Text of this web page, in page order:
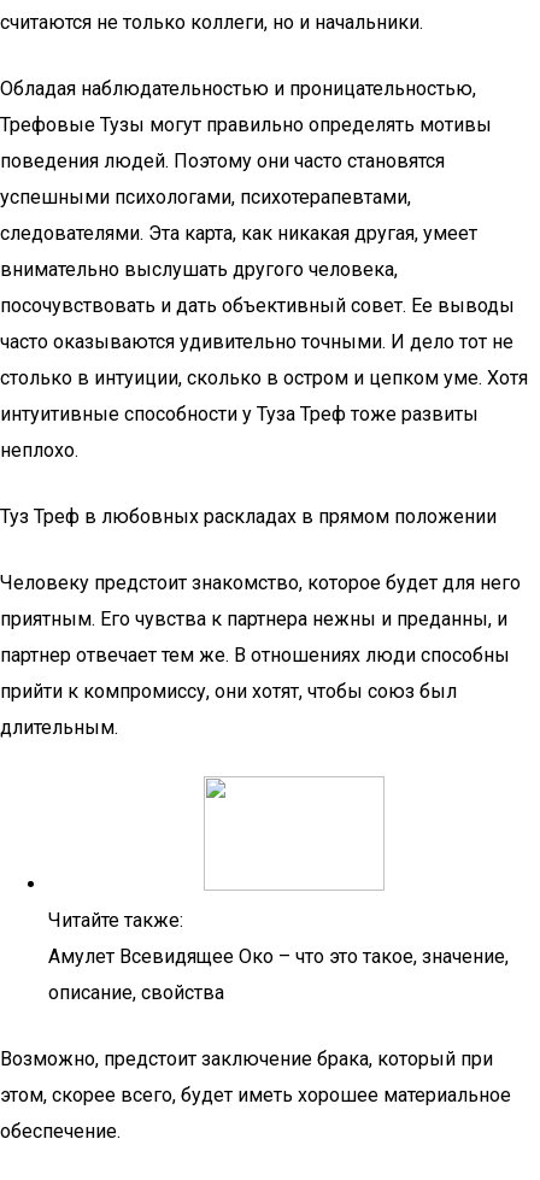
считаются не только коллеги, но и начальники.
Обладая наблюдательностью и проницательностью,
Трефовые Тузы могут правильно определять мотивы
поведения людей. Поэтому они часто становятся
успешными психологами, психотерапевтами,
следователями. Эта карта, как никакая другая, умеет
внимательно выслушать другого человека,
посочувствовать и дать объективный совет. Ее выводы
часто оказываются удивительно точными. И дело тот не
столько в интуиции, сколько в остром и цепком уме. Хотя
интуитивные способности у Туза Треф тоже развиты
неплохо.
Туз Треф в любовных раскладах в прямом положении
Человеку предстоит знакомство, которое будет для него
приятным. Его чувства к партнера нежны и преданны, и
партнер отвечает тем же. В отношениях люди способны
прийти к компромиссу, они хотят, чтобы союз был
длительным.
Читайте также:
Амулет Всевидящее Око – что это такое, значение,
описание, свойства
Возможно, предстоит заключение брака, который при
этом, скорее всего, будет иметь хорошее материальное
обеспечение.